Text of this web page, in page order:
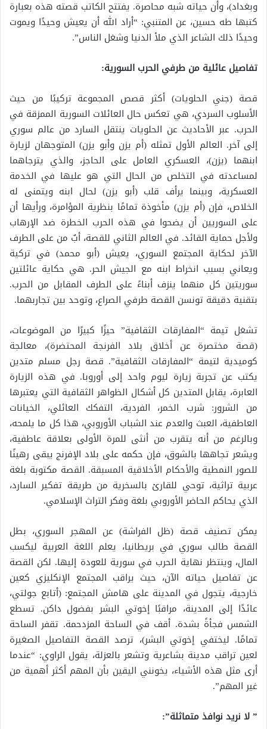
وبغداد)، وأن حياته شبه محاصرة. يفتتح الكاتب قصته هذه بعبارة
كتبها طه حسين، عن المتنبي: “أراد الله أن يعيش وحيدًا ويموت
وحيدًا ذلك الشاعر الذي ملأ الدنيا وشغل الناس”.
تفاصيل عائلية من طرفي الحرب السورية:
قصة (جني الحلويات) أكثر قصص المجموعة تركيبًا من حيث
الأسلوب السردي، هي تعكس حال العائلات السورية الممزقة في
الحرب. عبر الأحاديث عن الحلويات ينتقل السارد من عالم سوري
إلى آخر. العالم الأول تمثله (أم يزن وأبو يزن) المتوجهان لزيارة
ابنهما (يزن)، العسكري العامل على الحاجز، والذي يترجاهما
لمساعدته في التخلص من الحال التي هو عليها في الخدمة
العسكرية، وبينما يرأف قلب (أبو يزن) لحال ابنه ويتمنى له
الخلاص، فإن (أم يزن) مأخوذة تمامًا بنظرية المؤامرة، ورأيها أن
على السوريين أن يضحوا في هذه الحرب الخطرة ضد الإرهاب
ولأجل حماية القائد. في العالم الثاني للقصة، أبٌ من على الطرف
الآخر لحكاية المجتمع السوري، يعيش (أبو محمد) في تركية
ويعاني بسبب انخراط ابنه مع الجيش الحر. هي حكاية عائلتين
سوريتين كل منهما ينزف أبناءً على الطرف المقابل من الحرب.
بتقنية دقيقة تونسن القصة طرفي الصراع، وتوحد بين تجاربهما.
تشغل تيمة “المفارقات الثقافية” حيزًا كبيرًا من الموضوعات،
(قصة مختصرة عن أخلاق بلاد الفرنجة المحتضرة)، معالجة
كوميدية لتيمة “المفارقات الثقافية”. قصة رجل مسلم متدين
يكتب عن تجربة زيارة ليوم واحد إلى أوروبا. في هذه الزيارة
العابرة، يقابل المتدين كل أشكال الظواهر الثقافية التي يعتبرها
من الشرور: شرب الخمر، الفردية، التفكك العائلي، الخيانات
العاطفية، العبث والعدم عند الشباب الأوروبي، هذا كل ما يلمحه،
وبالرغم من أنه يتقرب من أنثى للمرة الأولى بعلاقة عاطفية،
ويشعر تجاهها بالشوق، فإن حكمه على بلاد الإفرنج يبقى رهينًا
للصور النمطية والأحكام الأخلاقية المسبقة. القصة مكتوبة بلغة
عربية تراثية، توحي للقارئ بالسخرية من طريقة تفكير السارد،
الذي يحاكم الحاضر الأوروبي بلغة وفكر التراث الإسلامي.
يمكن تصنيف قصة (ظل الفراشة) عن المهجر السوري، بطل
القصة طالب سوري في بريطانيا، يعلم اللغة العربية ليكسب
المال، وينتظر نهاية الحرب في سورية للعودة إليها. لكن القصة
عن تفاصيل حياته الآن، حيث يراقب المجتمع الإنكليزي كعين
خارجية، يتجول في المدينة على هامش المجتمع: (أتابع جولتي،
عائدًا إلى المدينة، مراقبًا إخوتي البشر بفضول داكن. تسطع
الشمس فجأةً بشدة. أقف في الساحة المزدحمة. تقفر الساحة
تمامًا. ليختفي إخوتي البشر)، ترصد القصة التفاصيل الصغيرة
لعين تراقب مدينة بشاعرية وتشعر بالعزلة، يقول الراوي: “عندما
أرى مثل هذه الأشياء، يخونني اليقين بأن المهم أكثر أهمية من
غير المهم”.
” لا نريد نوافذ متماثلة”: